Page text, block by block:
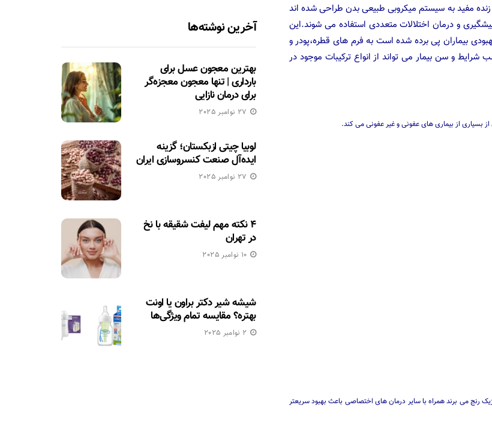
مفید به سیستم میکروبی طبیعی بدن طراحی شده اند
و درمان اختلالات متعددی استفاده می شوند.این
بیماران پی برده شده است به فرم های قطره،پودر و
و سن بیمار می تواند از انواع ترکیبات موجود در
از بیماری های عفونی و غیر عفونی می کند.
رنج می برند همراه با سایر درمان های اختصاصی باعث بهبود سریعتر
آخرین نوشته‌ها
بهترین معجون عسل برای
بارداری | تنها معجون معجزه‌گر
برای درمان نازایی
27 نوامبر 2025
لوبیا چیتی ازبکستان؛ گزینه
ایده‌آل صنعت کنسروسازی ایران
27 نوامبر 2025
۴ نکته مهم لیفت شقیقه با نخ
در تهران
10 نوامبر 2025
شیشه شیر دکتر براون یا اونت
بهتره؟ مقایسه تمام ویژگی‌ها
2 نوامبر 2025